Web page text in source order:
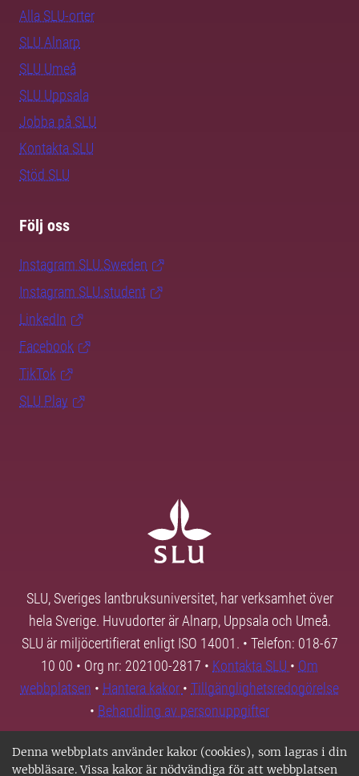
Denna webbplats använder kakor (cookies), som lagras i din
webbläsare. Vissa kakor är nödvändiga för att webbplatsen
Alla SLU-orter
SLU Alnarp
SLU Umeå
SLU Uppsala
Jobba på SLU
Kontakta SLU
Stöd SLU
Följ oss
Instagram SLU.Sweden
Instagram SLU.student
LinkedIn
Facebook
TikTok
SLU Play
SLU, Sveriges lantbruksuniversitet, har verksamhet över
hela Sverige. Huvudorter är Alnarp, Uppsala och Umeå.
SLU är miljöcertifierat enligt ISO 14001. • Telefon: 018-67
10 00 • Org nr: 202100-2817 • Kontakta SLU • Om
webbplatsen • Hantera kakor • Tillgänglighetsredogörelse
• Behandling av personuppgifter